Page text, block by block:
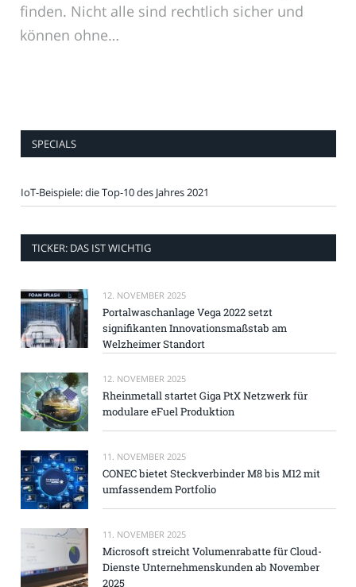
finden. Nicht alle sind rechtlich sicher und
können ohne…
SPECIALS
IoT-Beispiele: die Top-10 des Jahres 2021
TICKER: DAS IST WICHTIG
12. NOVEMBER 2025
Portalwaschanlage Vega 2022 setzt
signifikanten Innovationsmaßstab am
Welzheimer Standort
12. NOVEMBER 2025
Rheinmetall startet Giga PtX Netzwerk für
modulare eFuel Produktion
11. NOVEMBER 2025
CONEC bietet Steckverbinder M8 bis M12 mit
umfassendem Portfolio
11. NOVEMBER 2025
Microsoft streicht Volumenrabatte für Cloud-
Dienste Unternehmenskunden ab November
2025